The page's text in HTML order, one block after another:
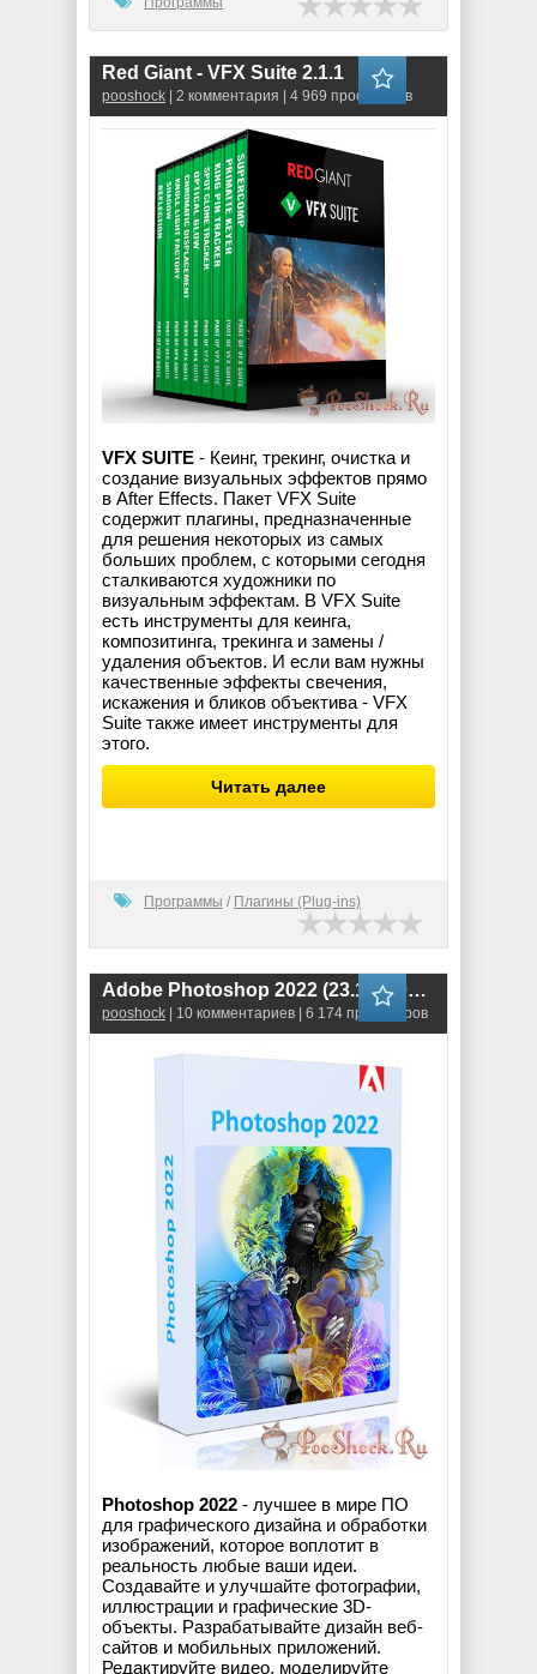
Red Giant - VFX Suite 2.1.1
pooshock | 2 комментария | 4 969 просмотров
VFX SUITE - Кеинг, трекинг, очистка и
создание визуальных эффектов прямо
в After Effects. Пакет VFX Suite
содержит плагины, предназначенные
для решения некоторых из самых
больших проблем, с которыми сегодня
сталкиваются художники по
визуальным эффектам. В VFX Suite
есть инструменты для кеинга,
композитинга, трекинга и замены /
удаления объектов. И если вам нужны
качественные эффекты свечения,
искажения и бликов объектива - VFX
Suite также имеет инструменты для
этого.
Читать далее
Программы / Плагины (Plug-ins)
Adobe Photoshop 2022 (23.1.1.202) RePack
pooshock | 10 комментариев | 6 174 просмотров
Photoshop 2022 - лучшее в мире ПО
для графического дизайна и обработки
изображений, которое воплотит в
реальность любые ваши идеи.
Создавайте и улучшайте фотографии,
иллюстрации и графические 3D-
объекты. Разрабатывайте дизайн веб-
сайтов и мобильных приложений.
Редактируйте видео, моделируйте